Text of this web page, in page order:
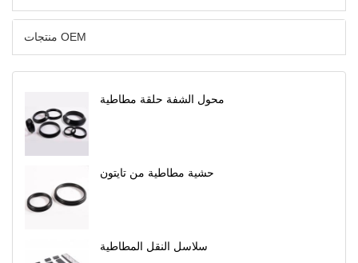
منتجات OEM
محول الشفة حلقة مطاطية
حشية مطاطية من تايتون
سلاسل النقل المطاطية